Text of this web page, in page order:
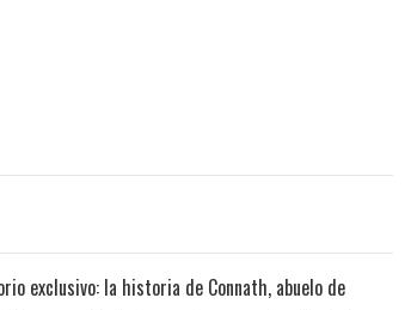
exclusivo: la historia de Connath, abuelo de